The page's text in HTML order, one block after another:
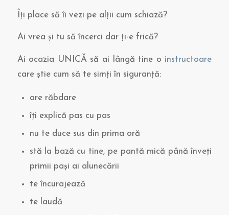
Îți place să îi vezi pe alții cum schiază?
Ai vrea și tu să încerci dar ți-e frică?
Ai ocazia UNICĂ să ai lângă tine o instructoare
care știe cum să te simți în siguranță:
are răbdare
îți explică pas cu pas
nu te duce sus din prima oră
stă la bază cu tine, pe pantă mică până înveți
primii pași ai alunecării
te încurajează
te laudă